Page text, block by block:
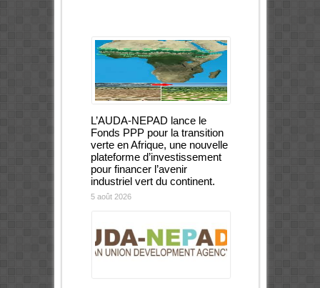
L’AUDA-NEPAD lance le
Fonds PPP pour la transition
verte en Afrique, une nouvelle
plateforme d’investissement
pour financer l’avenir
industriel vert du continent.
5 août 2026